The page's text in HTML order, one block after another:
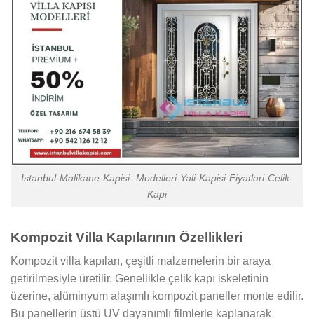
Istanbul-Malikane-Kapisi- Modelleri-Yali-Kapisi-Fiyatlari-Celik-
Kapi
Kompozit Villa Kapılarının Özellikleri
Kompozit villa kapıları, çeşitli malzemelerin bir araya
getirilmesiyle üretilir. Genellikle çelik kapı iskeletinin
üzerine, alüminyum alaşımlı kompozit paneller monte edilir.
Bu panellerin üstü UV dayanımlı filmlerle kaplanarak